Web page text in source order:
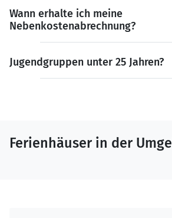
Wann erhalte ich meine
Nebenkostenabrechnung?
Jugendgruppen unter 25 Jahren?
Ferienhäuser in der